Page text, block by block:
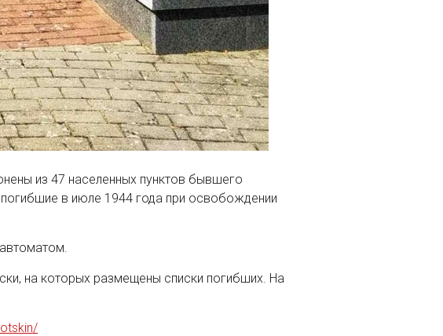
из 47 населенных пунктов бывшего
в июле 1944 года при освобождении
на которых размещены списки погибших. На